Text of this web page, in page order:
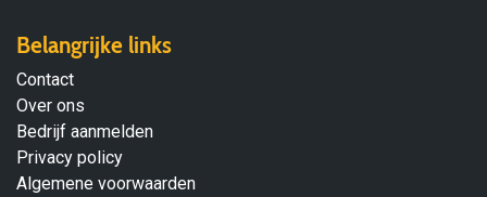
Belangrijke links
Contact
Over ons
Bedrijf aanmelden
Privacy policy
Algemene voorwaarden